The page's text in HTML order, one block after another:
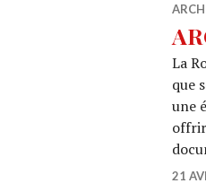
La
que
une
offrir
21